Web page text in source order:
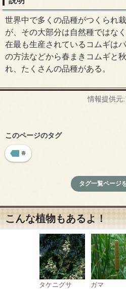
世界中で多くの品種がつくられ
が、その大部分は自然種ではな
在最も生産されているコムギは
の方法などから春まきコムギと
れ、たくさんの品種がある。
情報提供元:
このページのタグ
春
タグ一覧ページ
こんな植物もあるよ！
タケニグサ ガマ